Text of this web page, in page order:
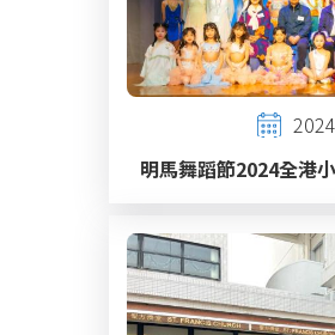
明馬舞蹈節2024全港